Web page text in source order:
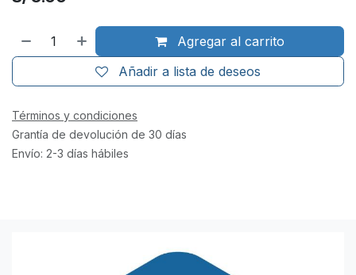
Agregar al carrito
Añadir a lista de deseos
Términos y condiciones
Grantía de devolución de 30 días
Envío: 2-3 días hábiles